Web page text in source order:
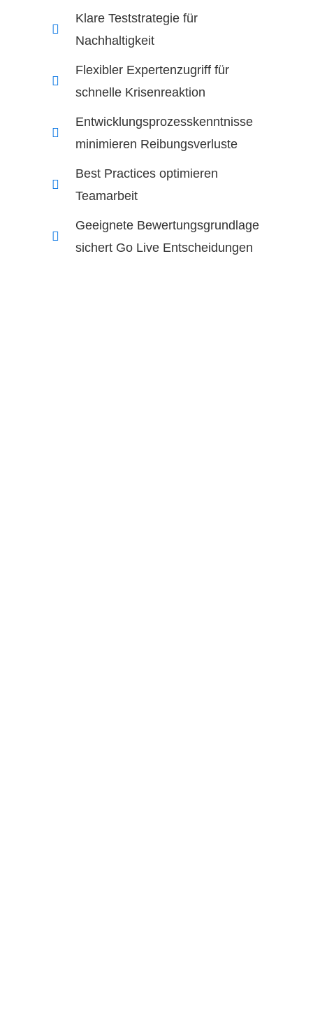
Klare Teststrategie für
Nachhaltigkeit
Flexibler Expertenzugriff für
schnelle Krisenreaktion
Entwicklungsprozesskenntnisse
minimieren Reibungsverluste
Best Practices optimieren
Teamarbeit
Geeignete Bewertungsgrundlage
sichert Go Live Entscheidungen